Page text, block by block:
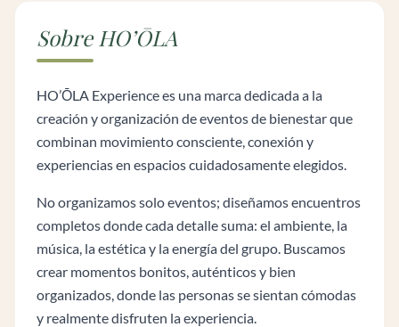
Sobre HO’ŌLA
HO’ŌLA Experience es una marca dedicada a la
creación y organización de eventos de bienestar que
combinan movimiento consciente, conexión y
experiencias en espacios cuidadosamente elegidos.
No organizamos solo eventos; diseñamos encuentros
completos donde cada detalle suma: el ambiente, la
música, la estética y la energía del grupo. Buscamos
crear momentos bonitos, auténticos y bien
organizados, donde las personas se sientan cómodas
y realmente disfruten la experiencia.